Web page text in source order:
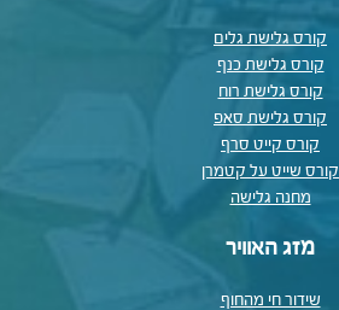
קורס גלישת גלים
קורס גלישת כנף
קורס גלישת רוח
קורס גלישת סאפ
קורס קייט סרף
קורס שייט על קטמרן
מחנה גלישה
מזג האוויר
שידור חי מהחוף